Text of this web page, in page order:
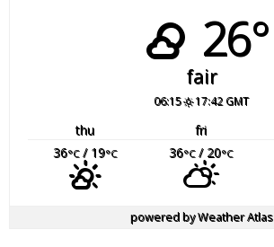
26°
fair
06:15 17:42 GMT
thu fri
36°C/ 19°C 36°C/ 20°C
powered byWeather Atlas